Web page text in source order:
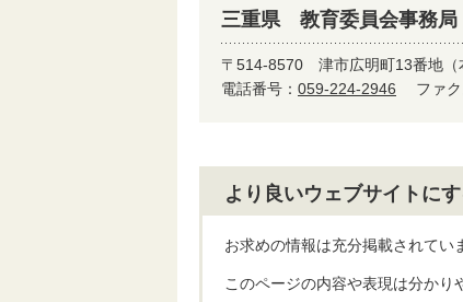
三重県 教育委員会事務
〒514-8570 津市広明町13番地（
電話番号： 059-224-2946 ファ
より良いウェブサイトに
お求めの情報は充分掲載されてい
このページの内容や表現は分かり